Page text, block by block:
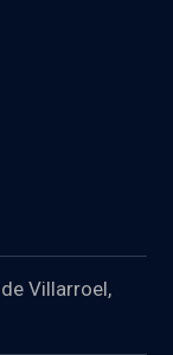
Villarroel,